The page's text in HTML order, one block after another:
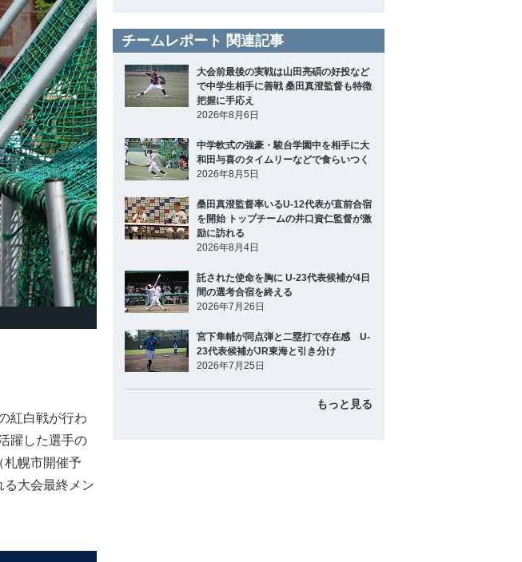
紅白戦が行わ
躍した選手の
札幌市開催予
る大会最終メン
チームレポート 関連記事
大会前最後の実戦は山田亮碩の好投など
で中学生相手に善戦 桑田真澄監督も特徴
把握に手応え
2026年8月6日
中学軟式の強豪・駿台学園中を相手に大
和田与喜のタイムリーなどで食らいつく
2026年8月5日
桑田真澄監督率いるU-12代表が直前合宿
を開始 トップチームの井口資仁監督が激
励に訪れる
2026年8月4日
託された使命を胸に U-23代表候補が4日
間の選考合宿を終える
2026年7月26日
宮下隼輔が同点弾と二塁打で存在感 U-
23代表候補がJR東海と引き分け
2026年7月25日
もっと見る